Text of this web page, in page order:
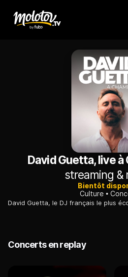
David Guetta, live à
streaming &
Bientôt
Culture
Concerts en replay